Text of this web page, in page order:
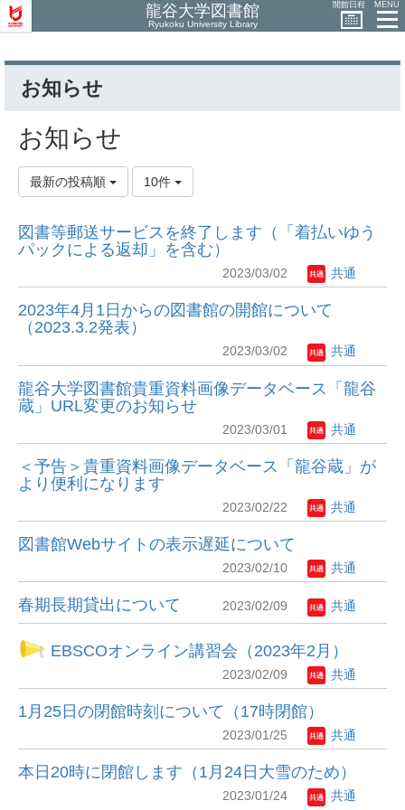
龍谷大学図書館
Ryukoku University Library
開館日程 MENU
お知らせ
お知らせ
最新の投稿順 10件
図書等郵送サービスを終了します（「着払いゆう
パックによる返却」を含む）
2023/03/02 共通
2023年4月1日からの図書館の開館について
（2023.3.2発表）
2023/03/02 共通
龍谷大学図書館貴重資料画像データベース「龍谷
蔵」URL変更のお知らせ
2023/03/01 共通
＜予告＞貴重資料画像データベース「龍谷蔵」が
より便利になります
2023/02/22 共通
図書館Webサイトの表示遅延について
2023/02/10 共通
春期長期貸出について 2023/02/09 共通
EBSCOオンライン講習会（2023年2月）
2023/02/09 共通
1月25日の閉館時刻について（17時閉館）
2023/01/25 共通
本日20時に閉館します（1月24日大雪のため）
2023/01/24 共通